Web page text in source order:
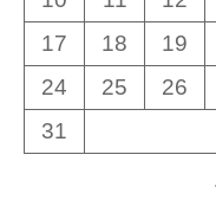
17
18 19
24
25 26
31